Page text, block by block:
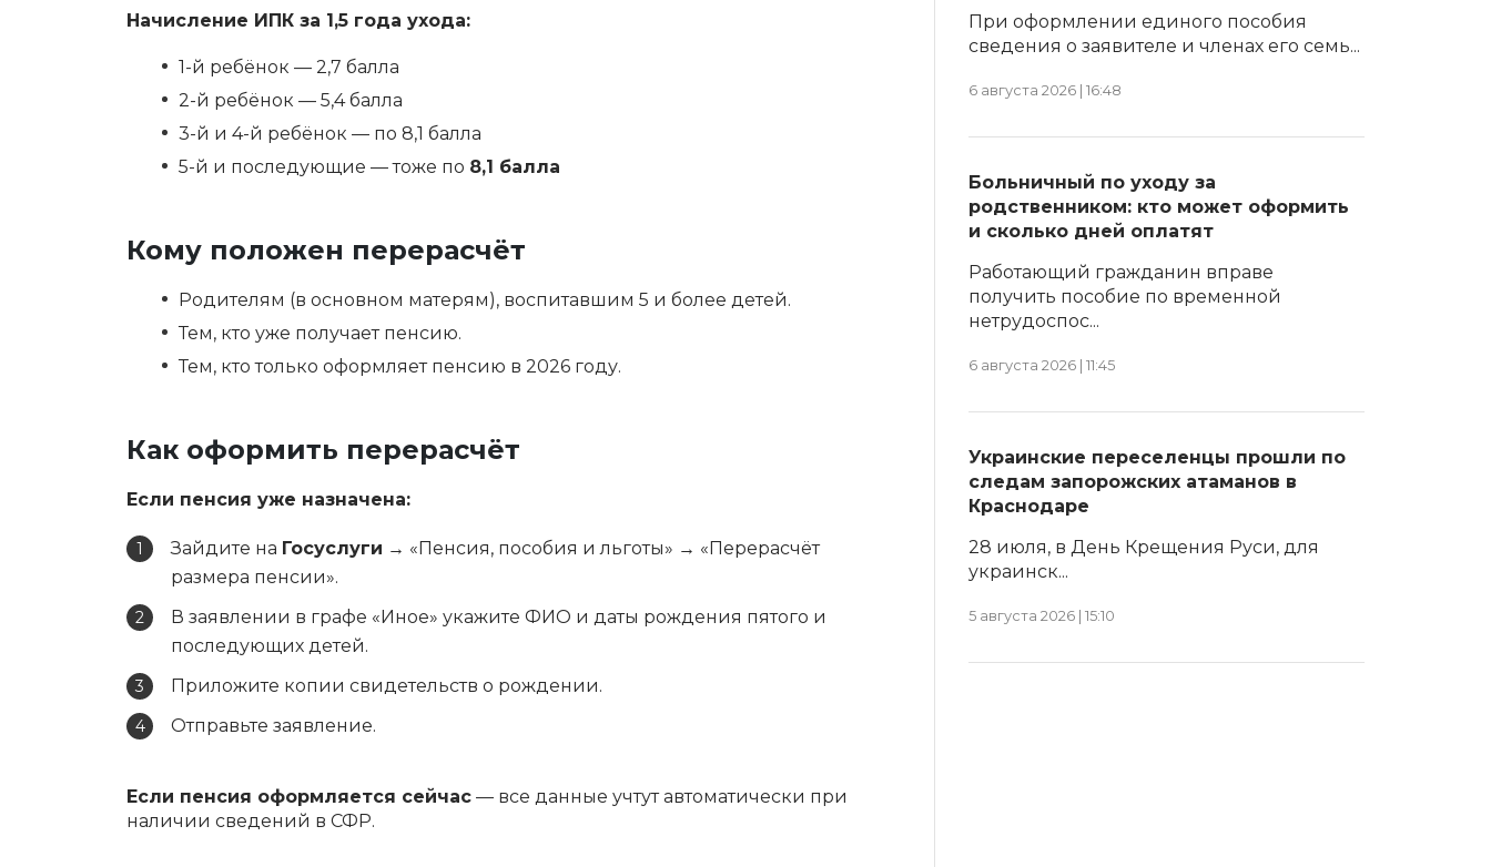
Начисление ИПК за 1,5 года ухода:
1-й ребёнок — 2,7 балла
2-й ребёнок — 5,4 балла
3-й и 4-й ребёнок — по 8,1 балла
5-й и последующие — тоже по 8,1 балла
Кому положен перерасчёт
Родителям (в основном матерям), воспитавшим 5 и более детей.
Тем, кто уже получает пенсию.
Тем, кто только оформляет пенсию в 2026 году.
Как оформить перерасчёт
Если пенсия уже назначена:
Зайдите на Госуслуги → «Пенсия, пособия и льготы» → «Перерасчёт
размера пенсии».
В заявлении в графе «Иное» укажите ФИО и даты рождения пятого и
последующих детей.
Приложите копии свидетельств о рождении.
Отправьте заявление.
Если пенсия оформляется сейчас — все данные учтут автоматически при
наличии сведений в СФР.
При оформлении единого пособия
сведения о заявителе и членах его семь...
6 августа 2026 | 16:48
Больничный по уходу за
родственником: кто может оформить
и сколько дней оплатят
Работающий гражданин вправе
получить пособие по временной
нетрудоспос...
6 августа 2026 | 11:45
Украинские переселенцы прошли по
следам запорожских атаманов в
Краснодаре
28 июля, в День Крещения Руси, для
украинск...
5 августа 2026 | 15:10